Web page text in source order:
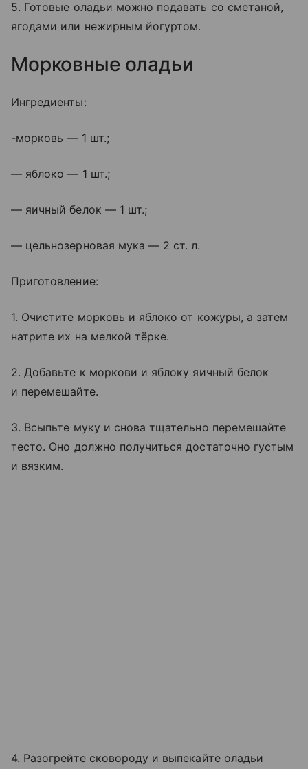
5. Готовые оладьи можно подавать со сметаной,
ягодами или нежирным йогуртом.
Морковные оладьи
Ингредиенты:
-морковь — 1 шт.;
— яблоко — 1 шт.;
— яичный белок — 1 шт.;
— цельнозерновая мука — 2 ст. л.
Приготовление:
1. Очистите морковь и яблоко от кожуры, а затем
натрите их на мелкой тёрке.
2. Добавьте к моркови и яблоку яичный белок
и перемешайте.
3. Всыпьте муку и снова тщательно перемешайте
тесто. Оно должно получиться достаточно густым
и вязким.
4. Разогрейте сковороду и выпекайте оладьи